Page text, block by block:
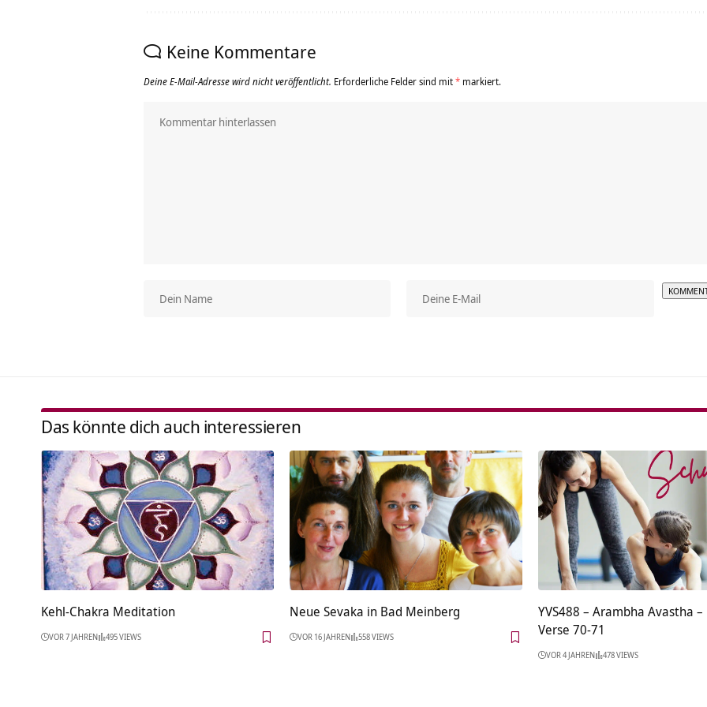
Keine Kommentare
Deine E-Mail-Adresse wird nicht veröffentlicht. Erforderliche Felder sind mit* markiert.
Das könnte dich auch interessieren
Kehl-Chakra Meditation
VOR 7 JAHREN 495 VIEWS
Neue Sevaka in Bad Meinberg
VOR 16 JAHREN 558 VIEWS
YVS488 – Arambha Avastha –
Verse 70-71
VOR 4 JAHREN 478 VIEWS